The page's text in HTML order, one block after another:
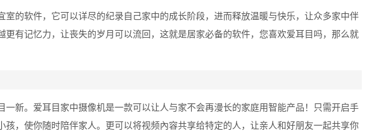
室的软件，它可以详尽的纪录自己家中的成长阶段，进而释放温暖与快乐，让众多家中伴
更有记忆力，让丧失的岁月可以流回，这就是居家必备的软件，您喜欢爱耳目吗，那么就
一新。爱耳目家中摄像机是一款可以让人与家不会再漫长的家庭用智能产品！只需开启手
孩，使你随时陪伴家人。更可以将视频內容共享给特定的人，让亲人和好朋友一起共享你